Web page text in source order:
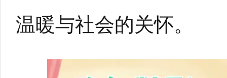
温暖与社会的关怀。